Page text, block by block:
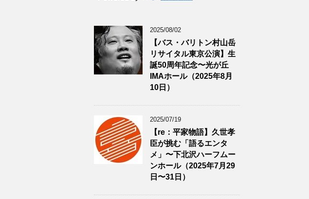
2025/08/02
【バス・バリトン村山岳
リサイタル東京公演】生
誕50周年記念〜光が丘
IMAホール（2025年8月
10日）
2025/07/19
【re：平家物語】久世孝
臣が挑む「語るエンタ
メ」〜下北沢ハーフムー
ンホール（2025年7月29
日〜31日）